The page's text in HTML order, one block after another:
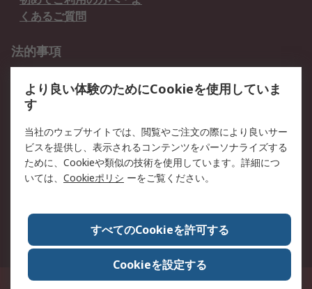
くあるご質問
法的事項
クッキーポリシー
RSについて
会社概要
採用情報
プレスリリース＆お知ら
コーポレートサイト
全世界のRS
RSの歴史
ESGへの取り組み（英語）
認証について
〒240-0005 神奈川県横浜市保土ヶ谷区神戸町134番地 横浜ビジネスパーク ウ
より良い体験のためにCookieを使用していま
す
当社のウェブサイトでは、閲覧やご注文の際により良いサー
ビスを提供し、表示されるコンテンツをパーソナライズする
ために、Cookieや類似の技術を使用しています。詳細につ
いては、 Cookieポリシ ーをご覧ください。
すべてのCookieを許可する
Cookieを設定する